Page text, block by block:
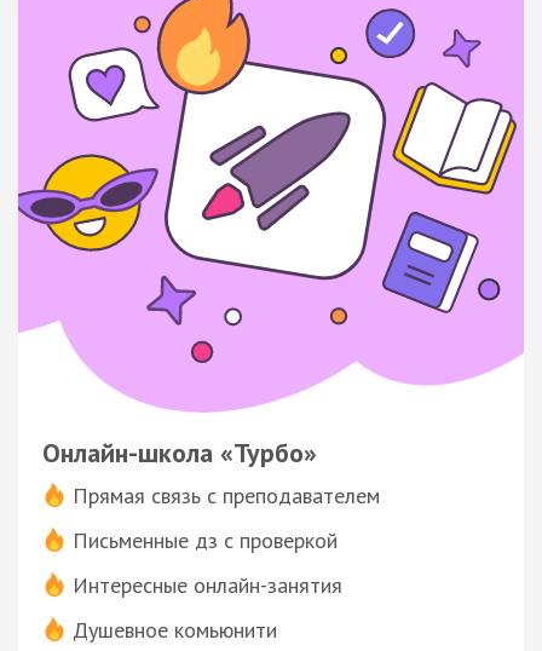
Онлайн-школа «Турбо»
Прямая связь с преподавателем
Письменные дз с проверкой
Интересные онлайн-занятия
Душевное комьюнити